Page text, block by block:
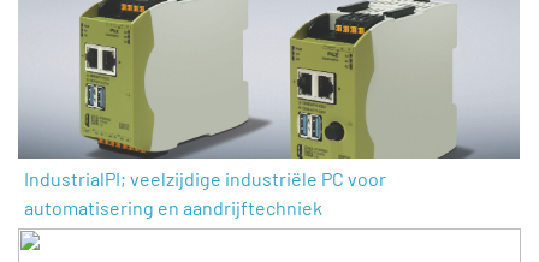
IndustrialPI; veelzijdige industriële PC voor
automatisering en aandrijftechniek